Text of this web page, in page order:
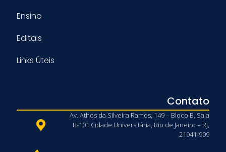
Ensino
Editais
Links Úteis
Contato
Av. Athos da Silveira Ramos, 149 – Bloco B, Sala
B-101 Cidade Universitária, Rio de Janeiro – RJ,
21941-909